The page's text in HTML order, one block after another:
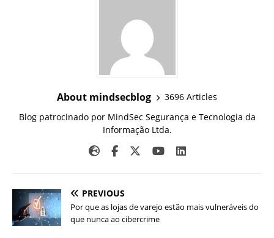
About mindsecblog
3696 Articles
Blog patrocinado por MindSec Segurança e Tecnologia da
Informação Ltda.
PREVIOUS
Por que as lojas de varejo estão mais vulneráveis ​​do
que nunca ao cibercrime